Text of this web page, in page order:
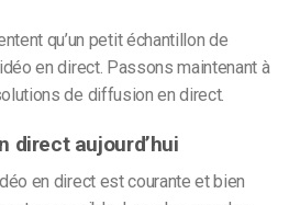
qu’un petit échantillon de
en direct. Passons maintenant à
de diffusion en direct.
direct aujourd’hui
en direct est courante et bien